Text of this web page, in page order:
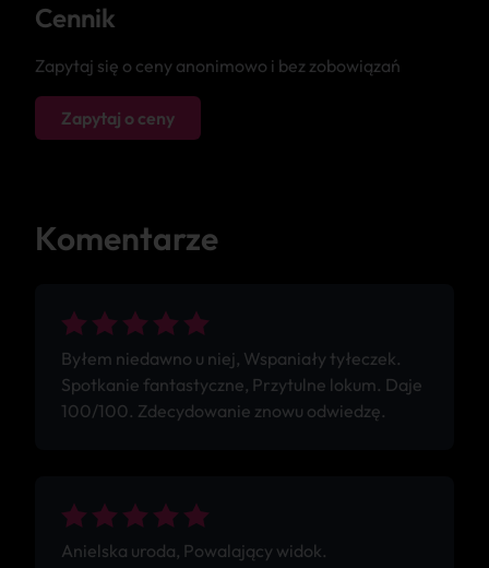
Cennik
Zapytaj się o ceny anonimowo i bez zobowiązań
Zapytaj o ceny
Komentarze
Byłem niedawno u niej, Wspaniały tyłeczek.
Spotkanie fantastyczne, Przytulne lokum. Daje
100/100. Zdecydowanie znowu odwiedzę.
Anielska uroda, Powalający widok.